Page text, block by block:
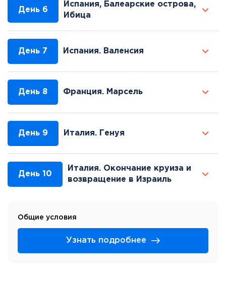
День 6
Испания, Балеарские острова,
Ибица
День 7 Испания. Валенсия
День 8 Франция. Марсель
День 9 Италия. Генуя
День 10
Италия. Окончание круиза и
возвращение в Израиль
Общие условия
Узнать подробнее